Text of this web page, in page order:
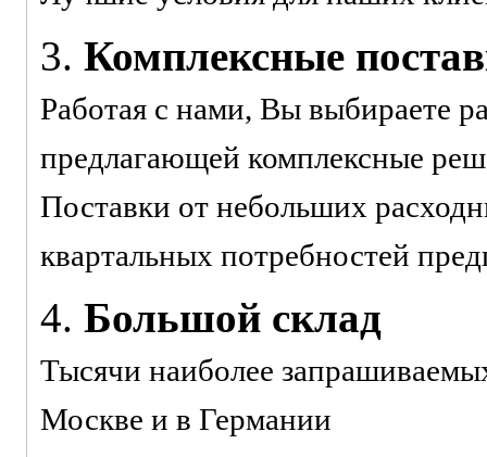
3. Комплексные
Работая с нами, Вы выбираете
предлагающей комплексные
Поставки от небольших
квартальных потребностей
4. Большой склад
Тысячи наиболее
Москве и в Германии